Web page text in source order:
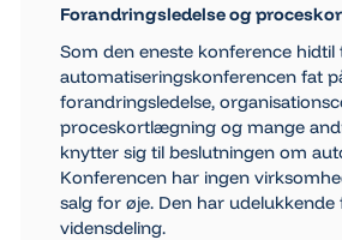
Forandringsledelse og
Som den eneste konference hidtil
automatiseringskonferencen fat
forandringsledelse,
proceskortlægning og mange
knytter sig til beslutningen om
Konferencen har ingen
salg for øje. Den har udelukkende
vidensdeling.